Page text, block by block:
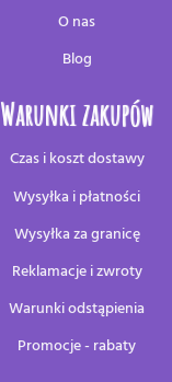
O nas
Blog
Warunki zakupów
Czas i koszt dostawy
Wysyłka i płatności
Wysyłka za granicę
Reklamacje i zwroty
Warunki odstąpienia
Promocje - rabaty